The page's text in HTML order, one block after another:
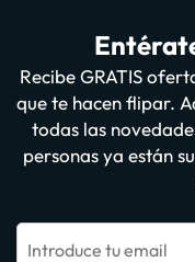
Recibe GRATIS
que te hacen flipar.
todas las
personas ya están
Introduce tu email